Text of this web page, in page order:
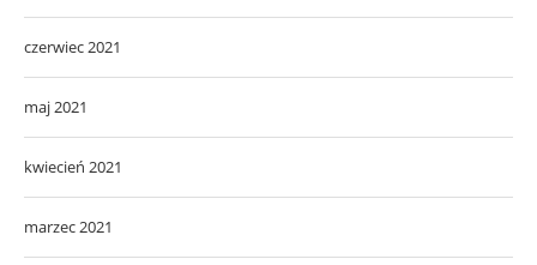
czerwiec 2021
maj 2021
kwiecień 2021
marzec 2021